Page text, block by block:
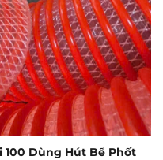
100 Dùng Hút Bể Phốt